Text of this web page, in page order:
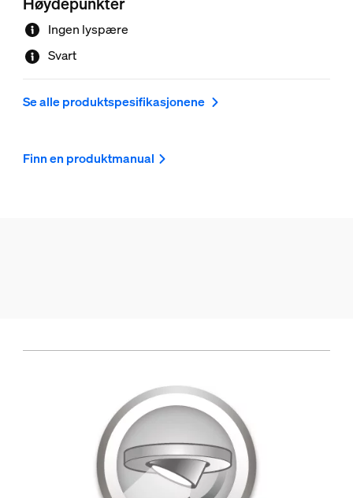
Ingen lyspære
Svart
Se alle produktspesifikasjonene
Finn en produktmanual